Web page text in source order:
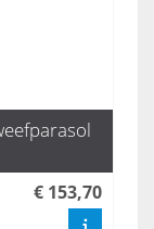
€ 153,70